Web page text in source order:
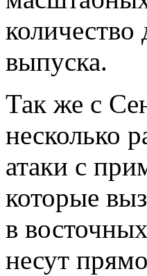
количество
выпуска.
Так же c
несколько
атаки с
которые
в
несут